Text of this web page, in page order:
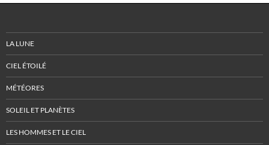
LA LUNE
CIEL ÉTOILÉ
MÉTÉORES
SOLEIL ET PLANÈTES
LES HOMMES ET LE CIEL